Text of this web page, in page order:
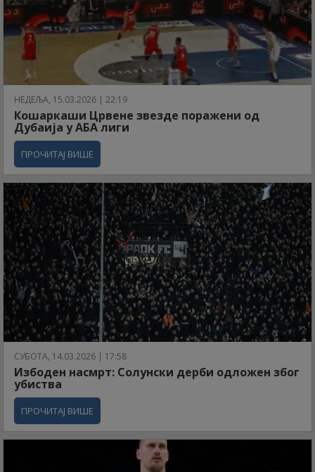
НЕДЕЉА, 15.03.2026 | 22:19
Кошаркаши Црвене звезде поражени од
Дубаија у АБА лиги
ПРОЧИТАЈ ВИШЕ
СУБОТА, 14.03.2026 | 17:58
Избоден насмрт: Солунски дерби одложен због
убиства
ПРОЧИТАЈ ВИШЕ